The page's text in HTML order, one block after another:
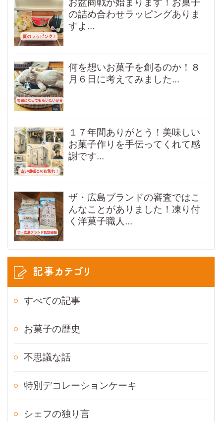
お盆商戦が始まります！お菓子
の詰め合わせラッピングありま
すよ...
何を想いお菓子を創るのか！８
月６日に考えてみました...
１７年間ありがとう！美味しい
お菓子作りを手伝ってくれて感
謝です...
ザ・広島ブランドの審査ではこ
んなことがありました！凍り付
く洋菓子職人...
記事カテゴリ
すべての記事
お菓子の歴史
不思議な話
特別デコレーションケーキ
シェフの独り言